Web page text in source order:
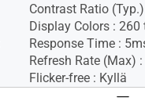
Contrast Ratio
Display Colors : 260
Response Time :
Refresh Rate (Max)
Flicker-free : Kyllä